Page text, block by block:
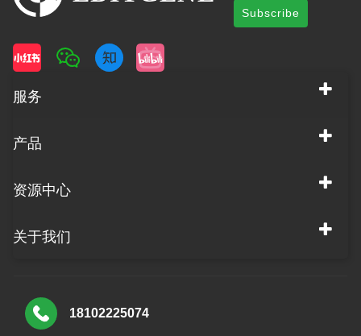
Subscribe
服务
产品
资源中心
关于我们
18102225074